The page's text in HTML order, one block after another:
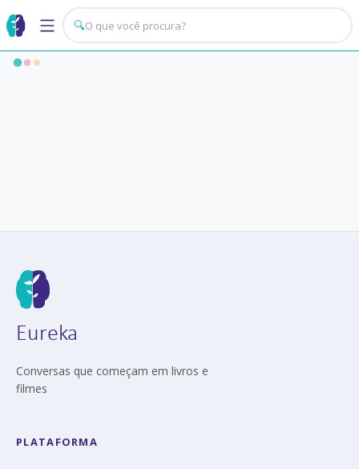
🔍
Eureka
Conversas que começam em livros e
filmes
PLATAFORMA